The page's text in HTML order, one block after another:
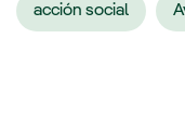
acción social